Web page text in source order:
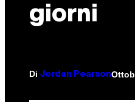
giorni
Di Jordan Pearson